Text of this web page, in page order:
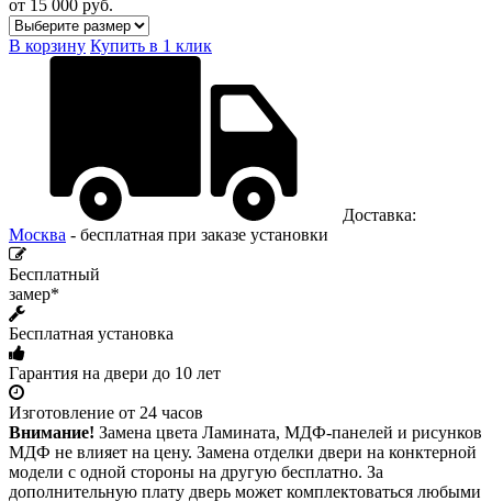
от 15 000 руб.
В корзину Купить в 1 клик
Доставка:
Москва - бесплатная при заказе установки
Бесплатный
замер*
Бесплатная установка
Гарантия на двери до 10 лет
Изготовление от 24 часов
Внимание! Замена цвета Ламината, МДФ-панелей и рисунков
МДФ не влияет на цену. Замена отделки двери на конктерной
модели с одной стороны на другую бесплатно. За
дополнительную плату дверь может комплектоваться любыми